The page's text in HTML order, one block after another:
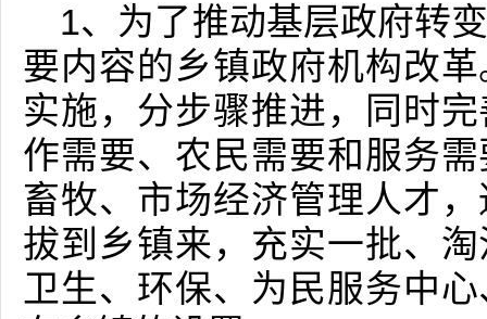
1、为了推动基层政府转
要内容的乡镇政府机构改
实施，分步骤推进，同时
作需要、农民需要和服务
畜牧、市场经济管理人才
拔到乡镇来，充实一批、
卫生、环保、为民服务中